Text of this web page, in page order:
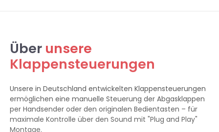
Über unsere
Klappensteuerungen
Unsere in Deutschland entwickelten Klappensteuerungen
ermöglichen eine manuelle Steuerung der Abgasklappen
per Handsender oder den originalen Bedientasten – für
maximale Kontrolle über den Sound mit "Plug and Play"
Montage.